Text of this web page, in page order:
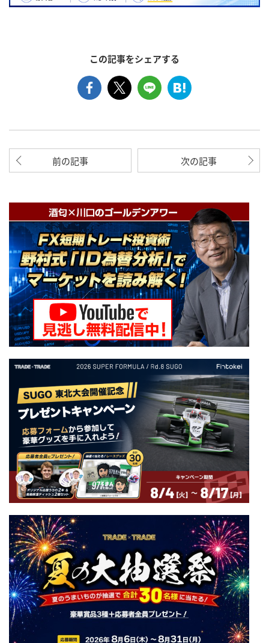
この記事をシェアする
前の記事 次の記事